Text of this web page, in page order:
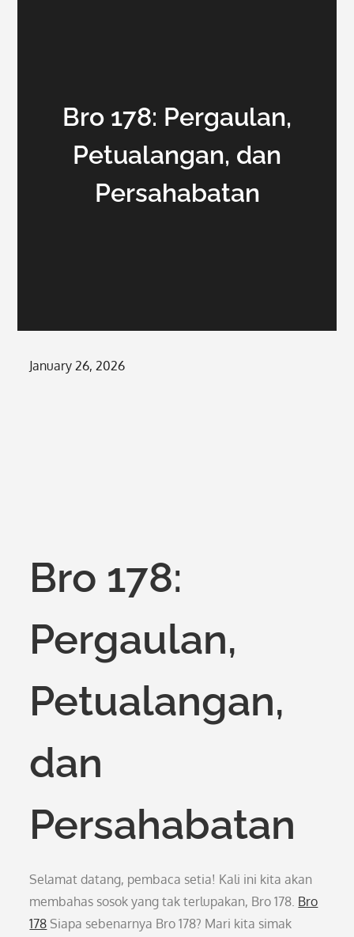
Bro 178: Pergaulan,
Petualangan, dan
Persahabatan
Posted
January 26, 2026
Bro 178:
Pergaulan,
Petualangan,
dan
Persahabatan
Selamat datang, pembaca setia! Kali ini kita akan
membahas sosok yang tak terlupakan, Bro 178. Bro
178 Siapa sebenarnya Bro 178? Mari kita simak